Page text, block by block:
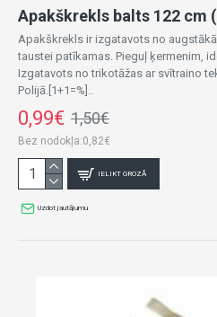
Apakškrekls balts 122 cm
Apakškrekls ir izgatavots no
taustei patīkamas. Pieguļ ķermenim,
Izgatavots no trikotāžas ar svītraino
Polijā.[1+1=%]..
0,99€ 1,50€
Bez nodokļa:0,82€
IELIKT GROZĀ
Uzdot jautājumu